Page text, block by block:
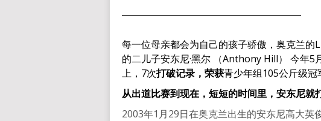
每一位母亲都会为自己的孩子骄傲，奥克兰
的二儿子安东尼·黑尔 （Anthony Hill） 今年
上，7次打破记录，荣获青少年组105公斤级冠
从出道比赛到现在，短短的时间里，安东尼就
2003年1月29日在奥克兰出生的安东尼高大英